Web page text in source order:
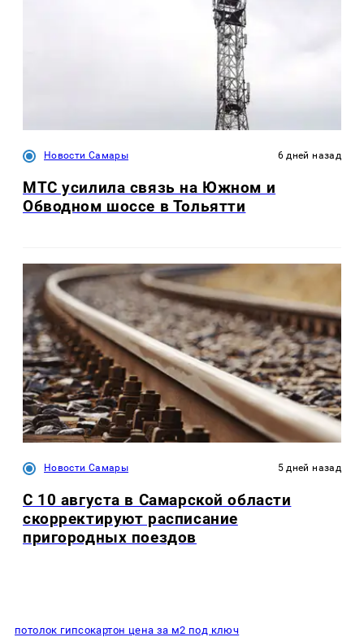
Новости Самары 6 дней назад
МТС усилила связь на Южном и
Обводном шоссе в Тольятти
Новости Самары 5 дней назад
С 10 августа в Самарской области
скорректируют расписание
пригородных поездов
потолок гипсокартон цена за м2 под ключ